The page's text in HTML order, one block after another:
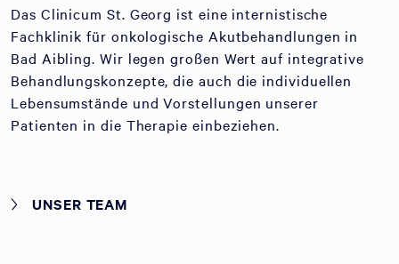
Das Clinicum St. Georg ist eine internistische
Fachklinik für onkologische Akutbehandlungen in
Bad Aibling. Wir legen großen Wert auf integrative
Behandlungskonzepte, die auch die individuellen
Lebensumstände und Vorstellungen unserer
Patienten in die Therapie einbeziehen.
UNSER TEAM